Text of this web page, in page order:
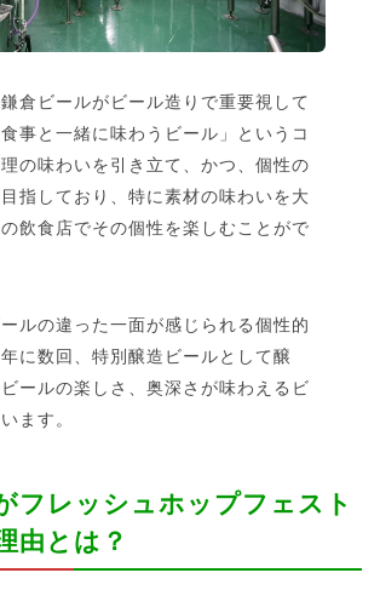
倉ビールがビール造りで重要視して
事と一緒に味わうビール」というコ
の味わいを引き立て、かつ、個性の
指しており、特に素材の味わいを大
飲食店でその個性を楽しむことがで
ルの違った一面が感じられる個性的
に数回、特別醸造ビールとして醸
ールの楽しさ、奥深さが味わえるビ
ます。
フレッシュホップフェスト
由とは？